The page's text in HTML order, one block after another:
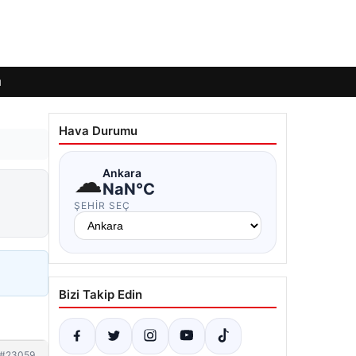
Hava Durumu
☁Ankara
NaN°C
ŞEHIR SEÇ
Bizi Takip Edin